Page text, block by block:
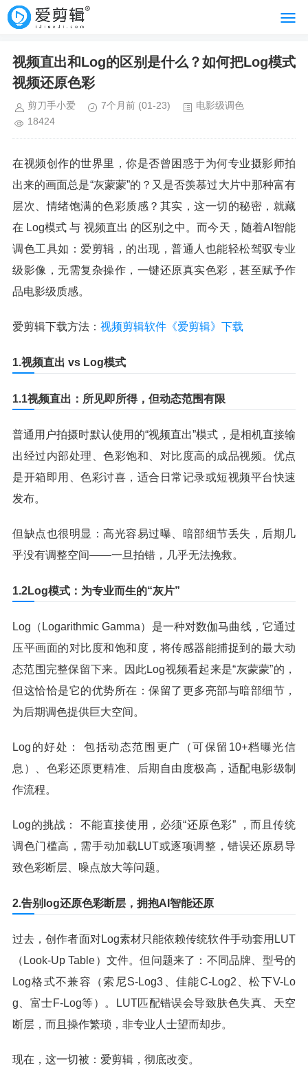
视频直出和Log的区别是什么？如何把Log模式
视频还原色彩
剪刀手小爱 7个月前 (01-23)
电影级调色
18424
在视频创作的世界里，你是否曾困惑于为何专业摄影师拍
出来的画面总是“灰蒙蒙”的？又是否羡慕过大片中那种富有
层次、情绪饱满的色彩质感？其实，这一切的秘密，就藏
在 Log模式 与 视频直出 的区别之中。而今天，随着AI智能
调色工具如：爱剪辑，的出现，普通人也能轻松驾驭专业
级影像，无需复杂操作，一键还原真实色彩，甚至赋予作
品电影级质感。
爱剪辑下载方法： 视频剪辑软件《爱剪辑》下载
1.视频直出 vs Log模式
1.1视频直出：所见即所得，但动态范围有限
普通用户拍摄时默认使用的“视频直出”模式，是相机直接输
出经过内部处理、色彩饱和、对比度高的成品视频。优点
是开箱即用、色彩讨喜，适合日常记录或短视频平台快速
发布。
但缺点也很明显：高光容易过曝、暗部细节丢失，后期几
乎没有调整空间——一旦拍错，几乎无法挽救。
1.2Log模式：为专业而生的“灰片”
Log（Logarithmic Gamma）是一种对数伽马曲线，它通过
压平画面的对比度和饱和度，将传感器能捕捉到的最大动
态范围完整保留下来。因此Log视频看起来是“灰蒙蒙”的，
但这恰恰是它的优势所在：保留了更多亮部与暗部细节，
为后期调色提供巨大空间。
Log的好处： 包括动态范围更广（可保留10+档曝光信
息）、色彩还原更精准、后期自由度极高，适配电影级制
作流程。
Log的挑战： 不能直接使用，必须“还原色彩” ，而且传统
调色门槛高，需手动加载LUT或逐项调整，错误还原易导
致色彩断层、噪点放大等问题。
2.告别log还原色彩断层，拥抱AI智能还原
过去，创作者面对Log素材只能依赖传统软件手动套用LUT
（Look-Up Table）文件。但问题来了：不同品牌、型号的
Log格式不兼容（索尼S-Log3、佳能C-Log2、松下V-Lo
g、富士F-Log等）。LUT匹配错误会导致肤色失真、天空
断层，而且操作繁琐，非专业人士望而却步。
现在，这一切被：爱剪辑，彻底改变。